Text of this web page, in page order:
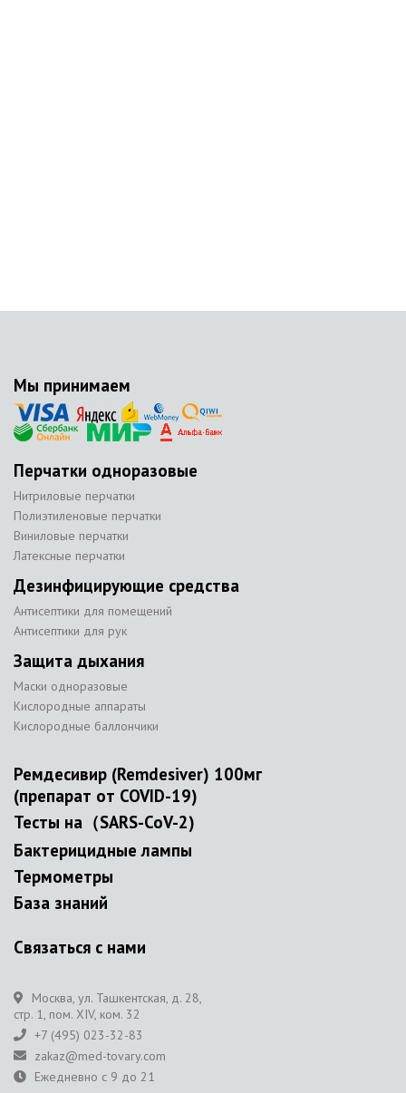
Мы принимаем
Перчатки одноразовые
Нитриловые перчатки
Полиэтиленовые перчатки
Виниловые перчатки
Латексные перчатки
Дезинфицирующие средства
Антисептики для помещений
Антисептики для рук
Защита дыхания
Маски одноразовые
Кислородные аппараты
Кислородные баллончики
Ремдесивир (Remdesiver) 100мг
(препарат от COVID-19)
Тесты на（SARS-CoV-2)
Бактерицидные лампы
Термометры
База знаний
Связаться с нами
Москва, ул. Ташкентская, д. 28,
стр. 1, пом. XIV, ком. 32
+7 (495) 023-32-83
zakaz@med-tovary.com
Ежедневно с 9 до 21